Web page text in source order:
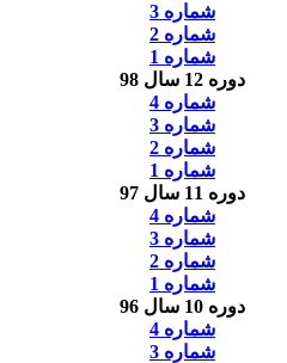
شماره 3
شماره 2
شماره 1
دوره 12 سال 98
شماره 4
شماره 3
شماره 2
شماره 1
دوره 11 سال 97
شماره 4
شماره 3
شماره 2
شماره 1
دوره 10 سال 96
شماره 4
شماره 3